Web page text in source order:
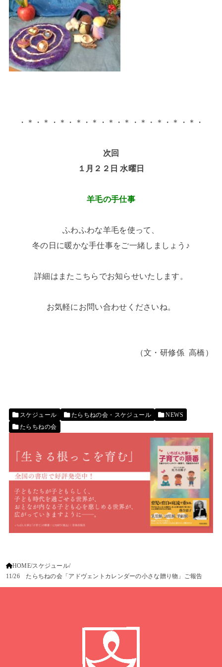
・＊・＊・＊・＊・＊・＊・＊・＊・＊・＊・＊・
次回
１月２２日 水曜日
羊毛の手仕事
ふわふわな羊毛を使って、
冬の日に暖かな手仕事をご一緒しましょう♪
詳細はまたこちらでお知らせいたします。
お気軽にお問い合わせくださいね。
（文・研修係 高橋 ）
スケジュール たらちねの会・スケジュール
NEWS
たらちねの会
HOME スケジュール
11/26 たらちねの会「アドヴェントカレンダーの小さな贈り物」ご報告